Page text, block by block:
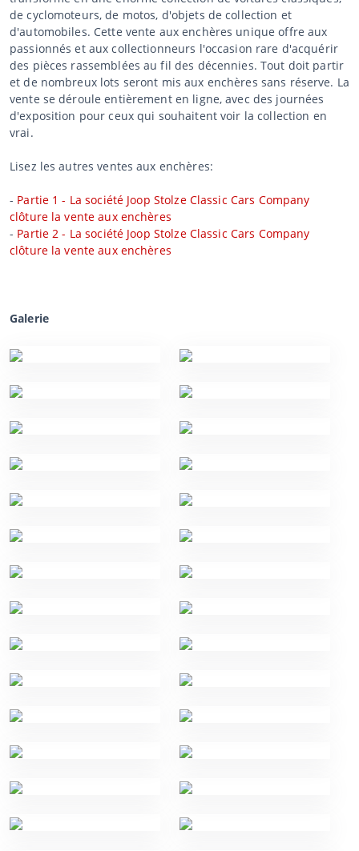
de cyclomoteurs, de motos, d'objets de collection et
d'automobiles. Cette vente aux enchères unique offre aux
passionnés et aux collectionneurs l'occasion rare d'acquérir
des pièces rassemblées au fil des décennies. Tout doit partir
et de nombreux lots seront mis aux enchères sans réserve. La
vente se déroule entièrement en ligne, avec des journées
d'exposition pour ceux qui souhaitent voir la collection en
vrai.
Lisez les autres ventes aux enchères:
- Partie 1 - La société Joop Stolze Classic Cars Company
clôture la vente aux enchères
- Partie 2 - La société Joop Stolze Classic Cars Company
clôture la vente aux enchères
Galerie